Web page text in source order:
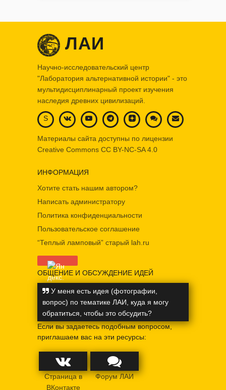
ЛАИ
Научно-исследовательский центр
"Лаборатория альтернативной истории" - это
мультидисциплинарный проект изучения
наследия древних цивилизаций.
S
Материалы сайта доступны по лицензии
Creative Commons CC BY-NC-SA 4.0
ИНФОРМАЦИЯ
Хотите стать нашим автором?
Написать администратору
Политика конфиденциальности
Пользовательское соглашение
“Теплый ламповый” старый lah.ru
ОБЩЕНИЕ И ОБСУЖДЕНИЕ ИДЕЙ
У меня есть идея (фотографии,
вопрос) по тематике ЛАИ, куда я могу
обратиться, чтобы это обсудить?
Если вы задаетесь подобным вопросом,
приглашаем вас на эти ресурсы:
Страница в
ВКонтакте
Форум ЛАИ